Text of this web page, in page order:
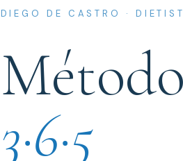
DIEGO DE CASTRO ·
Método
3·6·5